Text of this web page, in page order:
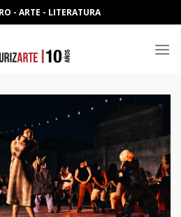
- ARTE - LITERATURA